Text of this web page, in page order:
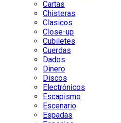
Cartas
Chisteras
Clasicos
Close-up
Cubiletes
Cuerdas
Dados
Dinero
Discos
Electrónicos
Escapismo
Escenario
Espadas